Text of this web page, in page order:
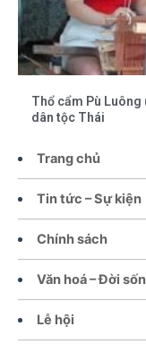
Trang chủ
Tin tức – Sự kiện
Chính sách
Văn hoá – Đời
Lễ hội
Thổ cẩm Pù Luông
dân tộc Thái